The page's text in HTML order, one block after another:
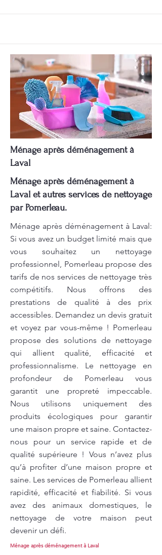
Ménage après déménagement à
Laval
Ménage après déménagement à
Laval et autres services de nettoyage
par Pomerleau.
Ménage après déménagement à Laval:
Si vous avez un budget limité mais que
vous souhaitez un nettoyage
professionnel, Pomerleau propose des
tarifs de nos services de nettoyage très
compétitifs. Nous offrons des
prestations de qualité à des prix
accessibles. Demandez un devis gratuit
et voyez par vous-même ! Pomerleau
propose des solutions de nettoyage
qui allient qualité, efficacité et
professionnalisme. Le nettoyage en
profondeur de Pomerleau vous
garantit une propreté impeccable.
Nous utilisons uniquement des
produits écologiques pour garantir
une maison propre et saine. Contactez-
nous pour un service rapide et de
qualité supérieure ! Vous n’avez plus
qu’à profiter d’une maison propre et
saine. Les services de Pomerleau allient
rapidité, efficacité et fiabilité. Si vous
avez des animaux domestiques, le
nettoyage de votre maison peut
devenir un défi.
Ménage après déménagement à Laval